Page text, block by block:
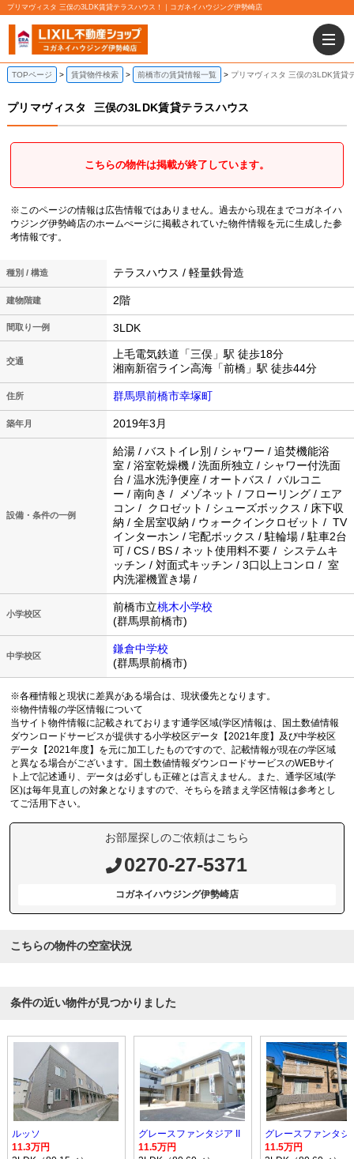
プリマヴィスタ 三俣の3LDK賃貸テラスハウス！｜コガネイハウジング伊勢崎店
TOPページ 賃貸物件検索 前橋市の賃貸情報一覧 プリマヴィスタ 三俣の3LDK賃貸
プリマヴィスタ 三俣の3LDK賃貸テラスハウス
こちらの物件は掲載が終了しています。
※このページの情報は広告情報ではありません。過去から現在までコガネイハ
ウジング伊勢崎店のホームぺージに掲載されていた物件情報を元に生成した参
考情報です。
種別 / 構造 テラスハウス / 軽量鉄骨造
建物階建 2階
間取り一例 3LDK
交通
上毛電気鉄道「三俣」駅 徒歩18分
湘南新宿ライン高海「前橋」駅 徒歩44分
住所 群馬県前橋市幸塚町
築年月 2019年3月
設備・条件の一例
給湯 / バストイレ別 / シャワー / 追焚機能浴
室 / 浴室乾燥機 / 洗面所独立 / シャワー付洗面
台 / 温水洗浄便座 / オートバス / バルコニ
ー / 南向き / メゾネット / フローリング / エア
コン / クロゼット / シューズボックス / 床下収
納 / 全居室収納 / ウォークインクロゼット / TV
インターホン / 宅配ボックス / 駐輪場 / 駐車2台
可 / CS / BS / ネット使用料不要 / システムキ
ッチン / 対面式キッチン / 3口以上コンロ / 室
内洗濯機置き場 /
小学校区
前橋市立桃木小学校
(群馬県前橋市)
中学校区
鎌倉中学校
(群馬県前橋市)
※各種情報と現状に差異がある場合は、現状優先となります。
※物件情報の学区情報について
当サイト物件情報に記載されております通学区域(学区)情報は、国土数値情報
ダウンロードサービスが提供する小学校区データ【2021年度】及び中学校区
データ【2021年度】を元に加工したものですので、記載情報が現在の学区域
と異なる場合がございます。国土数値情報ダウンロードサービスのWEBサイ
ト上で記述通り、データは必ずしも正確とは言えません。また、通学区域(学
区)は毎年見直しの対象となりますので、そちらを踏まえ学区情報は参考とし
てご活用下さい。
お部屋探しのご依頼はこちら
0270-27-5371
コガネイハウジング伊勢崎店
こちらの物件の空室状況
条件の近い物件が見つかりました
ルッソ
11.3万円
グレースファンタジア II
11.5万円
グレースファンタジ
11.5万円